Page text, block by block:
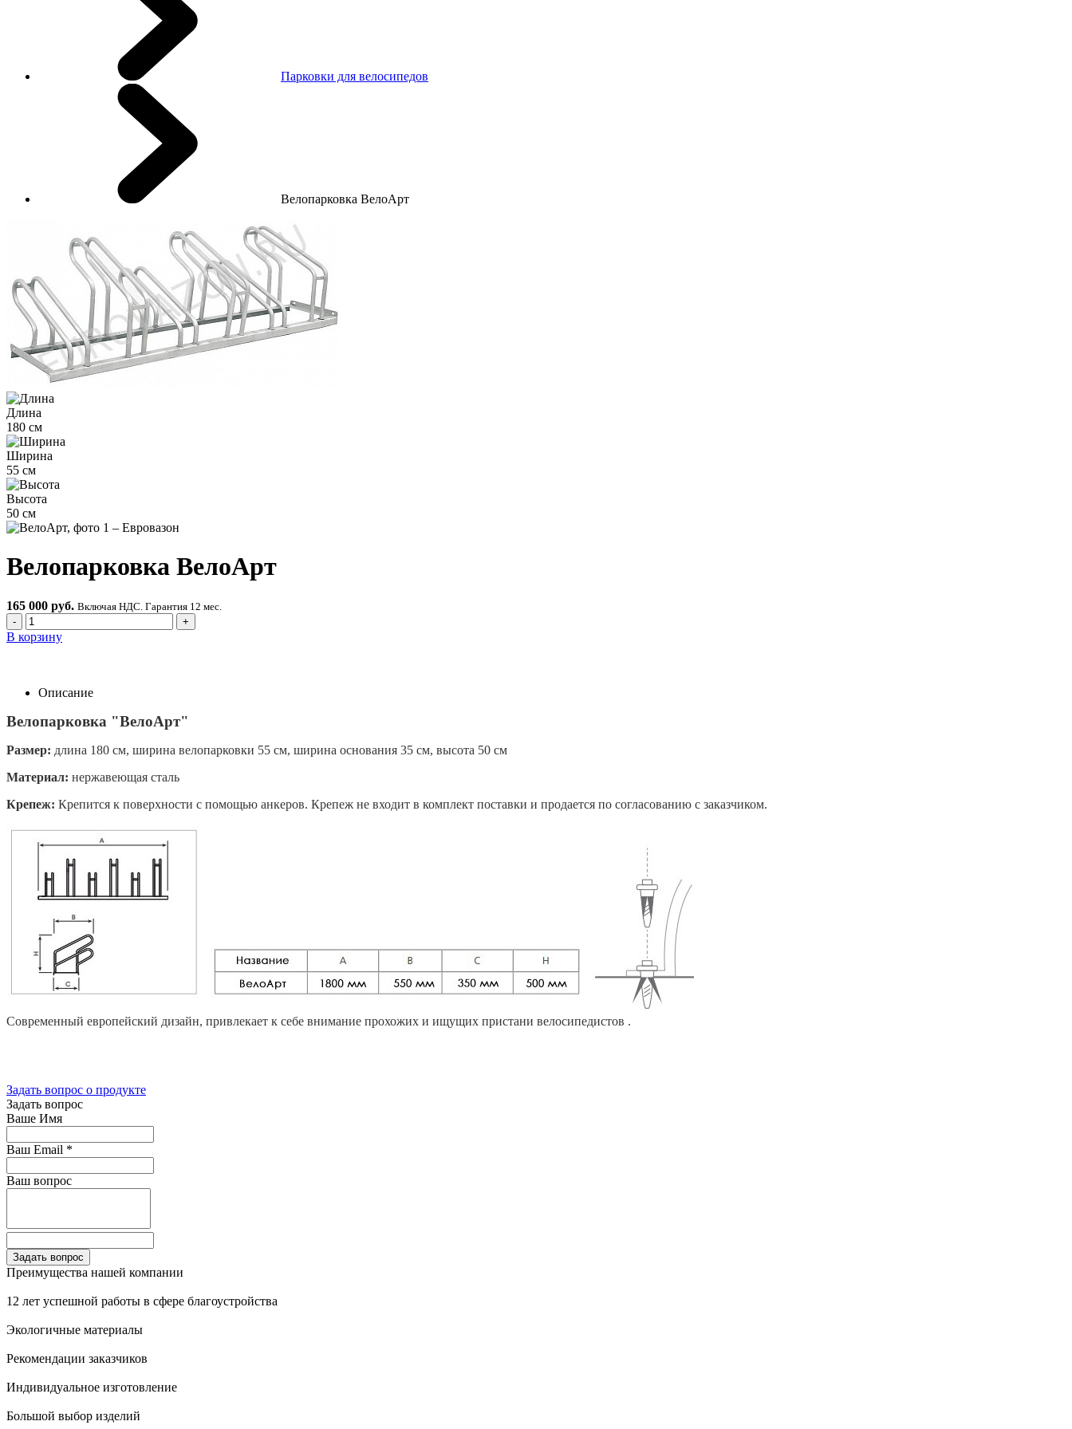
Парковки для велосипедов
Велопарковка ВелоАрт
Длина
180 см
Ширина
55 см
Высота
50 см
Велопарковка ВелоАрт
165 000 руб. Включая НДС. Гарантия 12 мес.
-
+
В корзину
Описание
Велопарковка "ВелоАрт"
Размер: длина 180 см, ширина велопарковки 55 см, ширина основания 35 см, высота 50 см
Материал: нержавеющая сталь
Крепеж: Крепится к поверхности с помощью анкеров. Крепеж не входит в комплект поставки и продается по согласованию с заказчиком.
Современный европейский дизайн, привлекает к себе внимание прохожих и ищущих пристани велосипедистов .
Задать вопрос о продукте
Задать вопрос
Ваше Имя
Ваш Email *
Ваш вопрос
Преимущества нашей компании
12 лет успешной работы в сфере благоустройства
Экологичные материалы
Рекомендации заказчиков
Индивидуальное изготовление
Большой выбор изделий